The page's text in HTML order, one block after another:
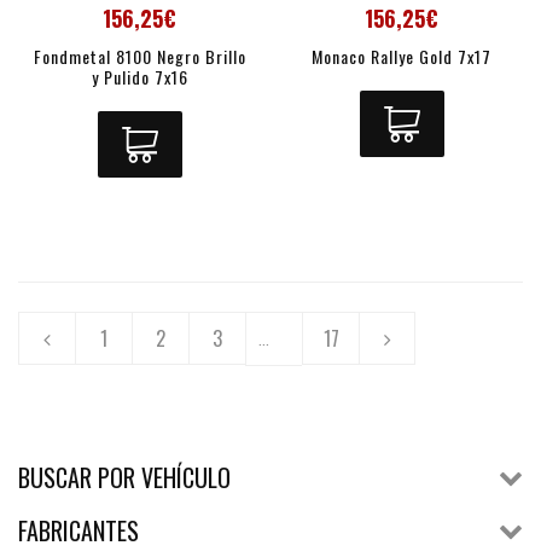
156,25€
Fondmetal 8100 Negro Brillo
y Pulido 7x16
156,25€
Monaco Rallye Gold 7x17
1 2 3 17
BUSCAR POR VEHÍCULO
FABRICANTES